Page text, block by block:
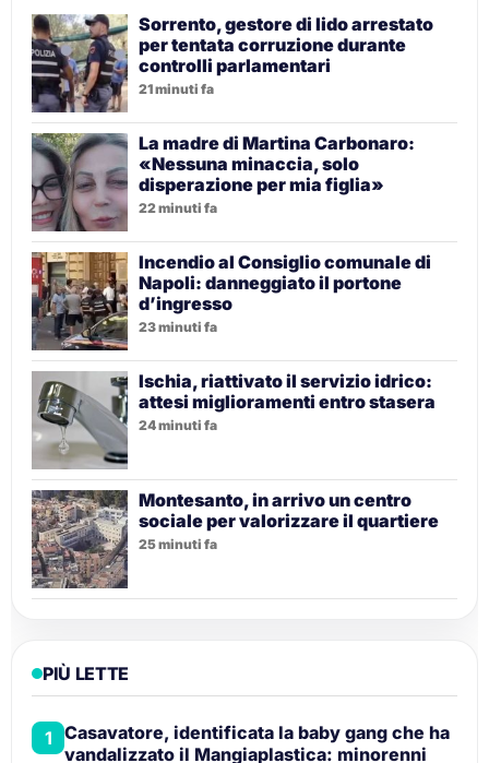
Sorrento, gestore di lido arrestato
per tentata corruzione durante
controlli parlamentari
21 minuti fa
La madre di Martina Carbonaro:
«Nessuna minaccia, solo
disperazione per mia figlia»
22 minuti fa
Incendio al Consiglio comunale di
Napoli: danneggiato il portone
d’ingresso
23 minuti fa
Ischia, riattivato il servizio idrico:
attesi miglioramenti entro stasera
24 minuti fa
Montesanto, in arrivo un centro
sociale per valorizzare il quartiere
25 minuti fa
PIÙ LETTE
1 Casavatore, identificata la baby gang che ha
vandalizzato il Mangiaplastica: minorenni